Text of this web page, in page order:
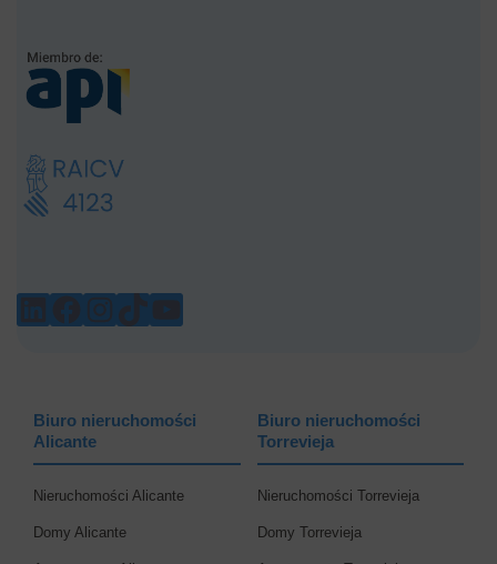
LINKEDIN FACEBOOK INSTAGRAM TIKTOK YOUTUBE
Biuro nieruchomości
Alicante
Nieruchomości Alicante
Domy Alicante
Biuro nieruchomości
Torrevieja
Nieruchomości Torrevieja
Domy Torrevieja